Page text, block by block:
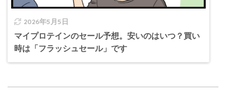
2026年5月5日
マイプロテインのセール予想。安いのはいつ？買い
時は「フラッシュセール」です